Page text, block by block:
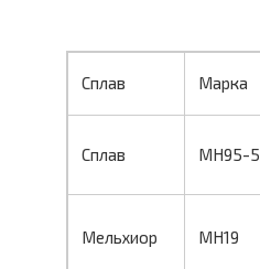
Сплав Марка
Сплав МН95-5
Мельхиор МН19